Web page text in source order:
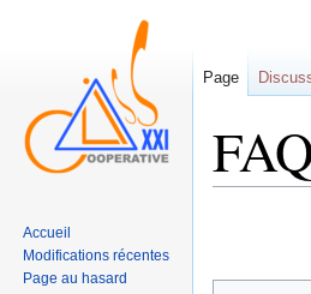
Page
Accueil
Modifications récentes
Page au hasard